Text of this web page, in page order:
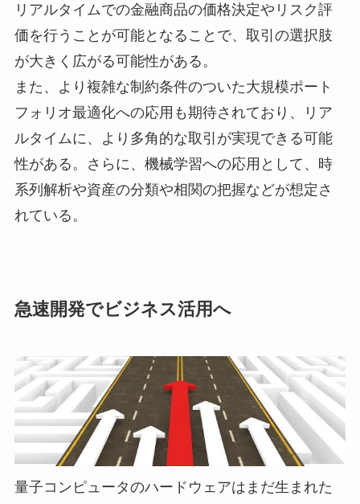
リアルタイムでの金融商品の価格決定やリスク評
価を行うことが可能となることで、取引の選択肢
が大きく広がる可能性がある。
また、より複雑な制約条件のついた大規模ポート
フォリオ最適化への応用も期待されており、リア
ルタイムに、より多角的な取引が実現できる可能
性がある。さらに、機械学習への応用として、時
系列解析や資産の分類や相関の把握などが想定さ
れている。
急速開発でビジネス活用へ
量子コンピュータのハードウェアはまだ生まれた